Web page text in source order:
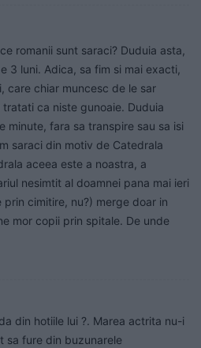
romanii sunt saraci? Duduia asta,
3 luni. Adica, sa fim si mai exacti,
care chiar muncesc de le sar
ca niste gunoaie. Duduia
fara sa transpire sau sa isi
saraci din motiv de Catedrala
aceea este a noastra, a
nesimtit al doamnei pana mai ieri
cimitire, nu?) merge doar in
mor copii prin spitale. De unde
din hotiile lui ?. Marea actrita nu-i
sa fure din buzunarele